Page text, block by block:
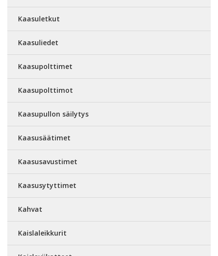
Kaasuletkut
Kaasuliedet
Kaasupolttimet
Kaasupolttimot
Kaasupullon säilytys
Kaasusäätimet
Kaasusavustimet
Kaasusytyttimet
Kahvat
Kaislaleikkurit